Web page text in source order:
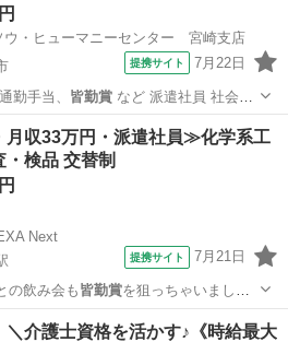
ウ・ヒューマニーセンター 宮崎支店
提携サイト 7月22日
勤手当、 皆勤賞など 派遣社員 社会保
収33万円・派遣社員≫化学系工
・検品 交替制
Next
提携サイト 7月21日
の飲み会も 皆勤賞を狙っちゃいましょ
その他
＼介護士資格を活かす♪《時給最大